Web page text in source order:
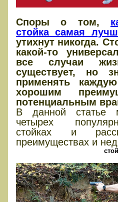
Споры о том,
стойка самая
утихнут никогда.
какой-то
все случаи
существует, но
применять
хорошим
потенциальным
В данной статье
четырех
стойках и
преимуществах и